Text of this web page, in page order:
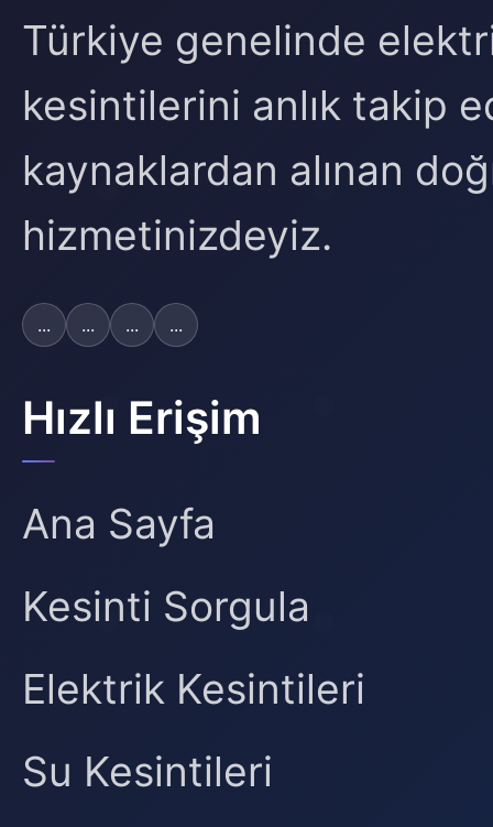
Türkiye genelinde
kesintilerini anlık takip
kaynaklardan alınan
hizmetinizdeyiz.
... ... ... ...
Hızlı Erişim
Ana Sayfa
Kesinti Sorgula
Elektrik Kesintileri
Su Kesintileri